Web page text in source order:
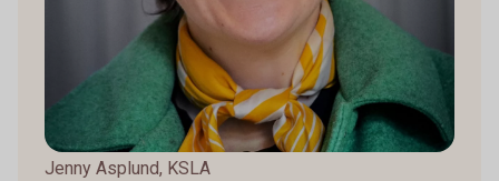
Jenny Asplund, KSLA